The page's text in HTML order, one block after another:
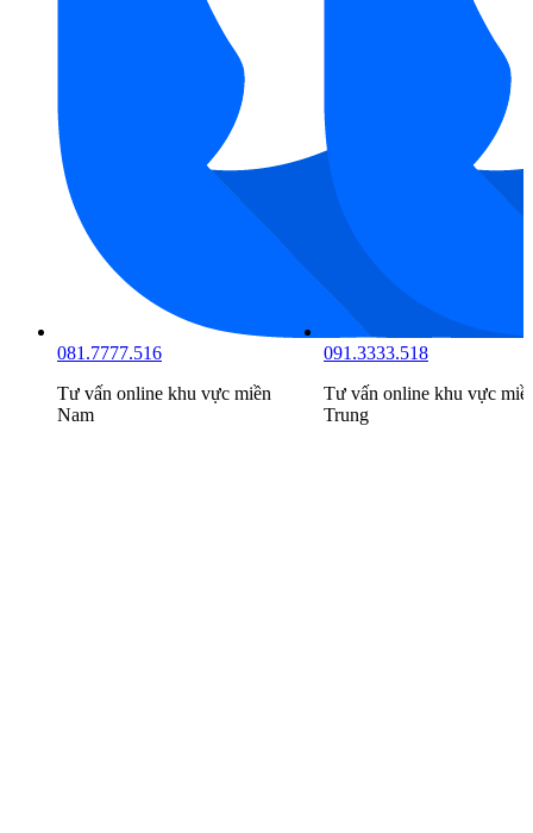
081.7777.516
Tư vấn online khu vực miền
Nam
091.3333.518
Tư vấn online khu vực
Trung